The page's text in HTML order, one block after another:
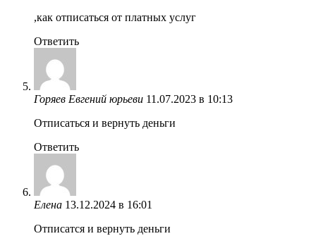
,как отписаться от платных услуг
Ответить
Горяев Евгений юрьеви 11.07.2023 в 10:13
Отписаться и вернуть деньги
Ответить
Елена 13.12.2024 в 16:01
Отписатся и вернуть деньги